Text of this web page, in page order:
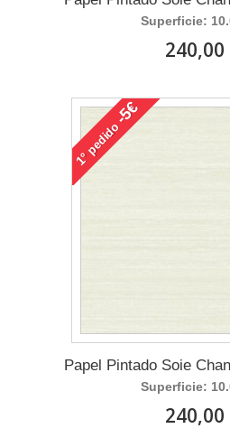
Superficie:
240,00
1°
pedido
-5€
Papel Pintado Soie
Superficie:
240,00